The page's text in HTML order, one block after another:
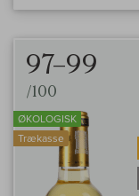
97–99
/100
ØKOLOGISK
Trækasse